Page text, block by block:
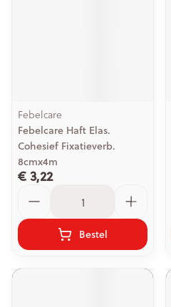
Febelcare
Febelcare Haft Elas.
Cohesief Fixatieverb.
8cmx4m
€ 3,22
Bestel